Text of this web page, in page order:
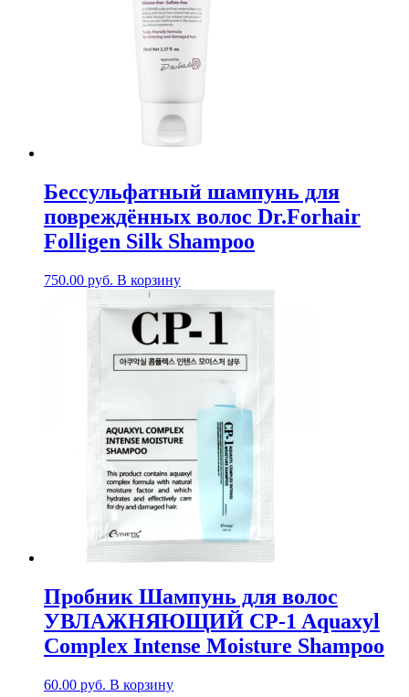
Бессульфатный шампунь для
повреждённых волос Dr.Forhair
Folligen Silk Shampoo
750.00 руб. В корзину
Пробник Шампунь для волос
УВЛАЖНЯЮЩИЙ CP-1 Aquaxyl
Complex Intense Moisture Shampoo
60.00 руб. В корзину